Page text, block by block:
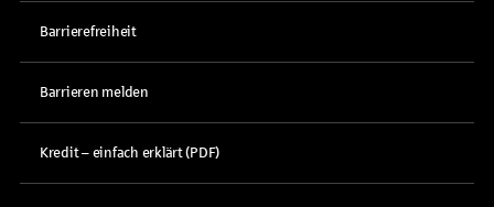
Barrierefreiheit
Barrieren melden
Kredit – einfach erklärt (PDF)